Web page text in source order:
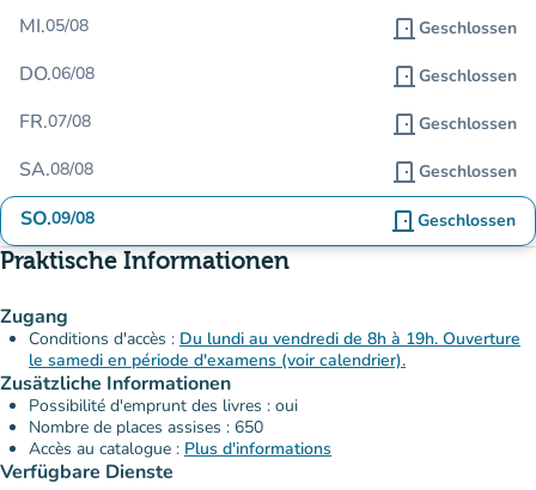
MI.05/08 door_front Geschlossen
DO.06/08 door_front Geschlossen
FR.07/08 door_front Geschlossen
SA.08/08 door_front Geschlossen
SO.09/08 door_front Geschlossen
Praktische Informationen
Zugang
Conditions d'accès : Du lundi au vendredi de 8h à 19h. Ouverture
le samedi en période d'examens (voir calendrier).
Zusätzliche Informationen
Possibilité d'emprunt des livres : oui
Nombre de places assises : 650
Accès au catalogue : Plus d'informations
Verfügbare Dienste